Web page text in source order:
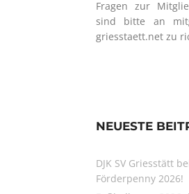
Fragen zur
sind bitte an
griesstaett.net zu
NEUESTE
DJK SV Griesstätt
Förderpenny 2026!